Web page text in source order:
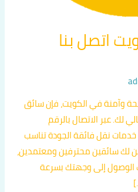
اتصل بنا
وآمنة في الكويت، فإن سائق
لك. عبر الاتصال بالرقم
على خدمات نقل فائقة الجودة تناسب
لك سائقين محترفين ومعتمدين،
الوصول إلى وجهتك بسرعة